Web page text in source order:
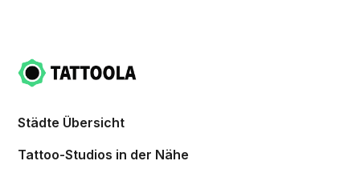
Städte Übersicht
Tattoo-Studios in der Nähe